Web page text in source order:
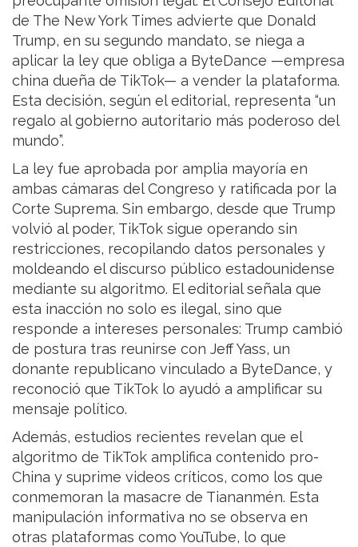
de The New York Times advierte que Donald
Trump, en su segundo mandato, se niega a
aplicar la ley que obliga a ByteDance —empresa
china dueña de TikTok— a vender la plataforma.
Esta decisión, según el editorial, representa “un
regalo al gobierno autoritario más poderoso del
mundo”.
La ley fue aprobada por amplia mayoría en
ambas cámaras del Congreso y ratificada por la
Corte Suprema. Sin embargo, desde que Trump
volvió al poder, TikTok sigue operando sin
restricciones, recopilando datos personales y
moldeando el discurso público estadounidense
mediante su algoritmo. El editorial señala que
esta inacción no solo es ilegal, sino que
responde a intereses personales: Trump cambió
de postura tras reunirse con Jeff Yass, un
donante republicano vinculado a ByteDance, y
reconoció que TikTok lo ayudó a amplificar su
mensaje político.
Además, estudios recientes revelan que el
algoritmo de TikTok amplifica contenido pro-
China y suprime videos críticos, como los que
conmemoran la masacre de Tiananmén. Esta
manipulación informativa no se observa en
otras plataformas como YouTube, lo que